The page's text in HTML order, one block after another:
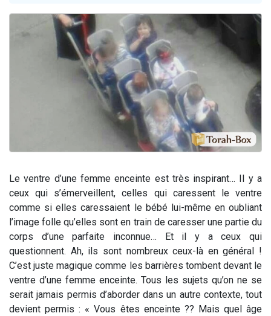
Il reste 49 places pour étudier en groupe sur Zoom
3 personnes viennent de faire un don pour Diane, 80 ans, dans un appartement insalubre
5 personnes viennent de faire un don pour Reloger Rivka, 6 enfants, victime de violences...
Le ventre d’une femme enceinte est très inspirant… Il y a
ceux qui s’émerveillent, celles qui caressent le ventre
comme si elles caressaient le bébé lui-même en oubliant
l’image folle qu’elles sont en train de caresser une partie du
corps d’une parfaite inconnue… Et il y a ceux qui
questionnent. Ah, ils sont nombreux ceux-là en général !
C’est juste magique comme les barrières tombent devant le
ventre d’une femme enceinte. Tous les sujets qu’on ne se
serait jamais permis d’aborder dans un autre contexte, tout
devient permis : « Vous êtes enceinte ?? Mais quel âge